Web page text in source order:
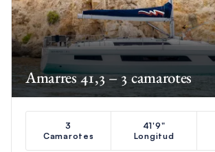
Amarres 41,3 – 3 camarotes
3
Camarotes
41'9"
Longitud